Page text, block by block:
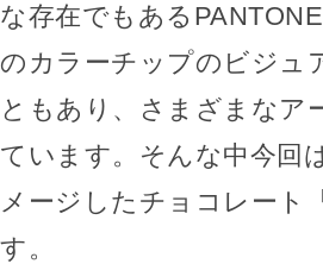
な存在でもある
のカラーチップのビジュ
ともあり、さまざまなア
ています。そんな中今回
メージしたチョコレート
す。